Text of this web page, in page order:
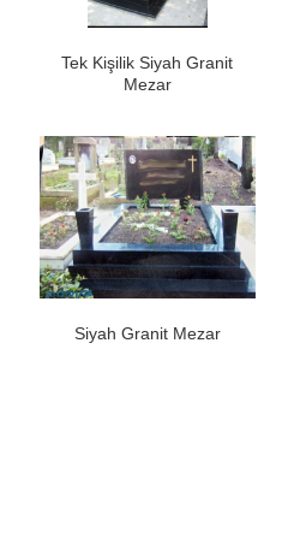
Tek Kişilik Siyah Granit
Mezar
Siyah Granit Mezar